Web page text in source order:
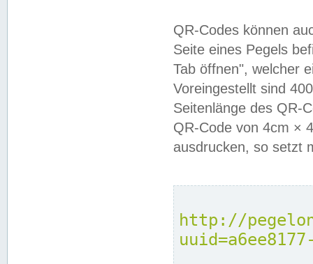
QR-Codes können
Seite eines Pegels
Tab öffnen", welcher
Voreingestellt sind
Seitenlänge des QR-
QR-Code von 4cm ×
ausdrucken, so setzt
http://